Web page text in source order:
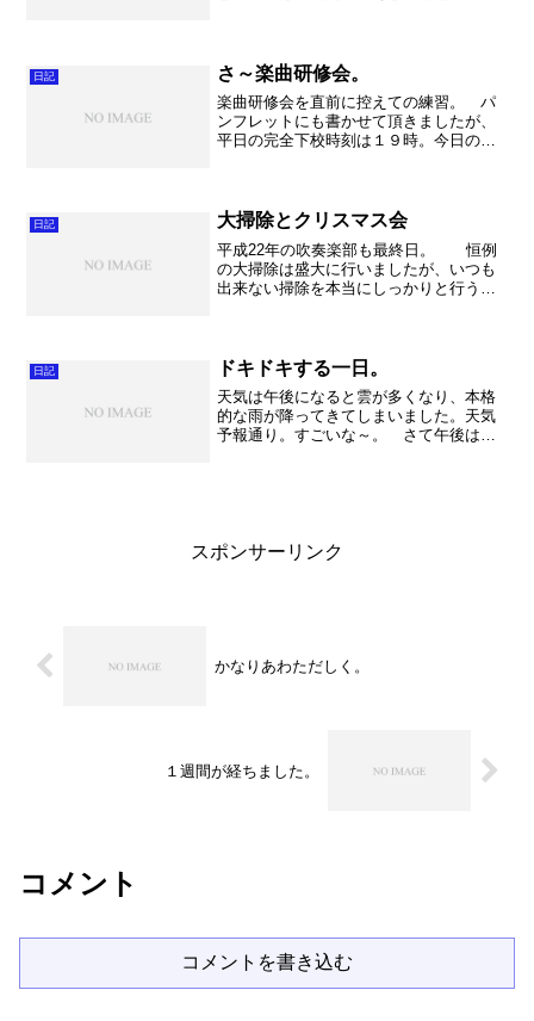
くほど楽譜の量が増え...
日記 さ～楽曲研修会。
楽曲研修会を直前に控えての練習。 パ
ンフレットにも書かせて頂きましたが、
平日の完全下校時刻は１９時。今日の昼
へ向けて３０分延長練習を...
日記 大掃除とクリスマス会
平成22年の吹奏楽部も最終日。 恒例
の大掃除は盛大に行いましたが、いつも
出来ない掃除を本当にしっかりと行う事
いですね！普段からきれ...
日記 ドキドキする一日。
天気は午後になると雲が多くなり、本格
的な雨が降ってきてしまいました。天気
予報通り。すごいな～。 さて午後は
スポンサーリンク
かなりあわただしく。
１週間が経ちました。
コメント
コメントを書き込む